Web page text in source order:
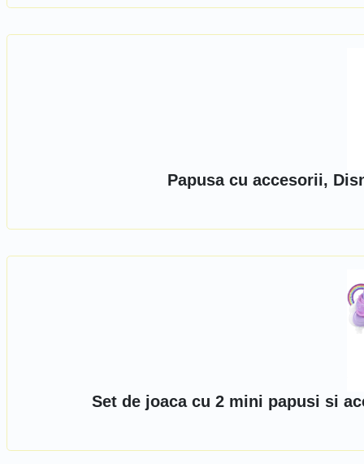
Papusa cu accesorii,
Set de joaca cu 2 mini papusi si